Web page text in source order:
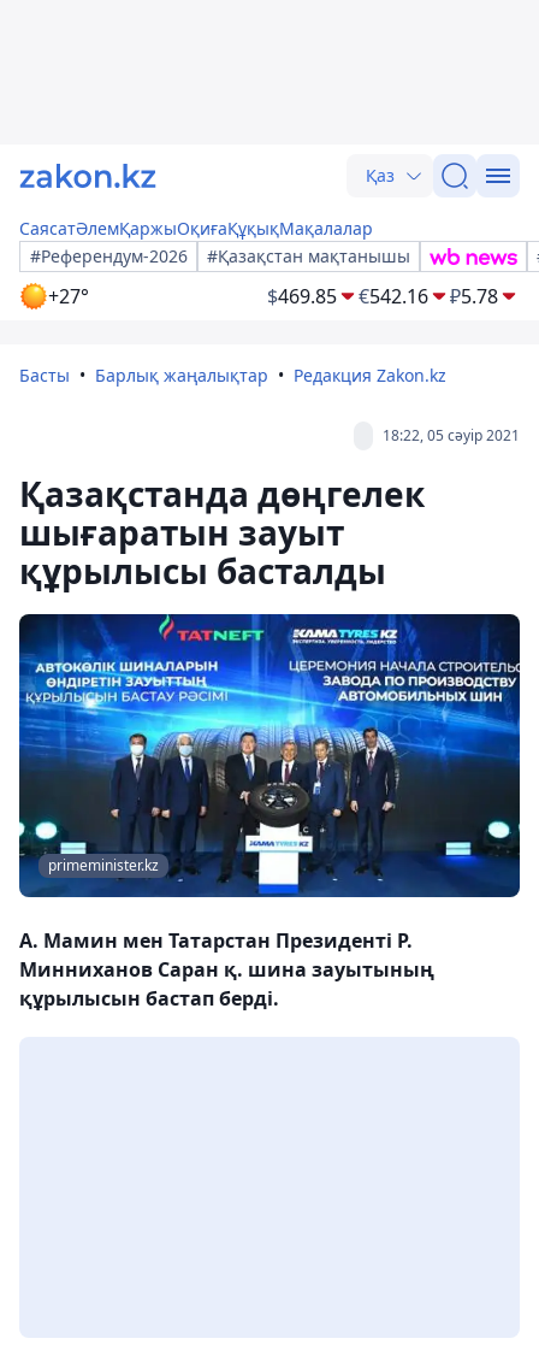
Қаз
СаясатӘлемҚаржыОқиғаҚұқықМақалалар
#Референдум-2026
#Қазақстан мақтанышы
+27° $469.85 €542.16 ₽5.78
Басты Барлық жаңалықтар Редакция Zakon.kz
18:22, 05 сәуір 2021
Қазақстанда дөңгелек
шығаратын зауыт
құрылысы басталды
primeminister.kz
А. Мамин мен Татарстан Президенті Р.
Минниханов Саран қ. шина зауытының
құрылысын бастап берді.